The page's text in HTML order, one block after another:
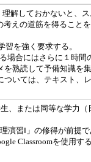
解しておかないと、
えの道筋を得るこ
を強く要求する。
合にはさらに１時間
熟読して予備知識を
いては、テキスト、
、または同等な学力
習Ⅰ」の修得が前提で
Classroomを使用す